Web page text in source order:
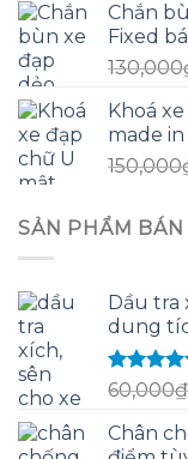
Chắn
Fixed
130,000
Khoá
made
150,000
SẢN PHẨM BÁN
Dầu tra
dung
Được xếp
hạng
sao
60,000₫
Chân